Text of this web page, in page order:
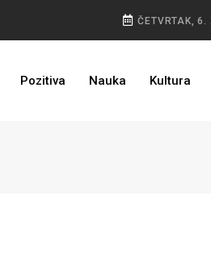
ČETVRTAK, 6.
Pozitiva Nauka Kultura